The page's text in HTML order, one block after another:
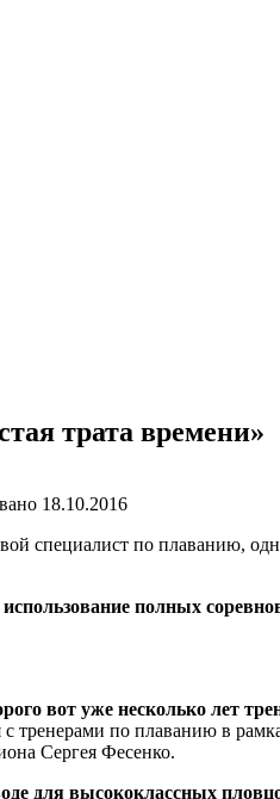
трата времени»
18.10.2016
специалист по плаванию,
полных
вот уже несколько
тренерами по плаванию в
Сергея Фесенко.
для высококлассных